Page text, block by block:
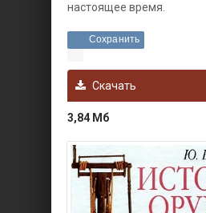
настоящее время.
Сохранить
Скачать
3,84 Мб